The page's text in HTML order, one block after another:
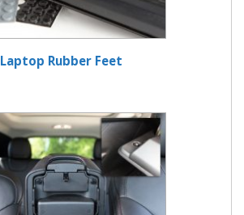
Laptop Rubber Feet